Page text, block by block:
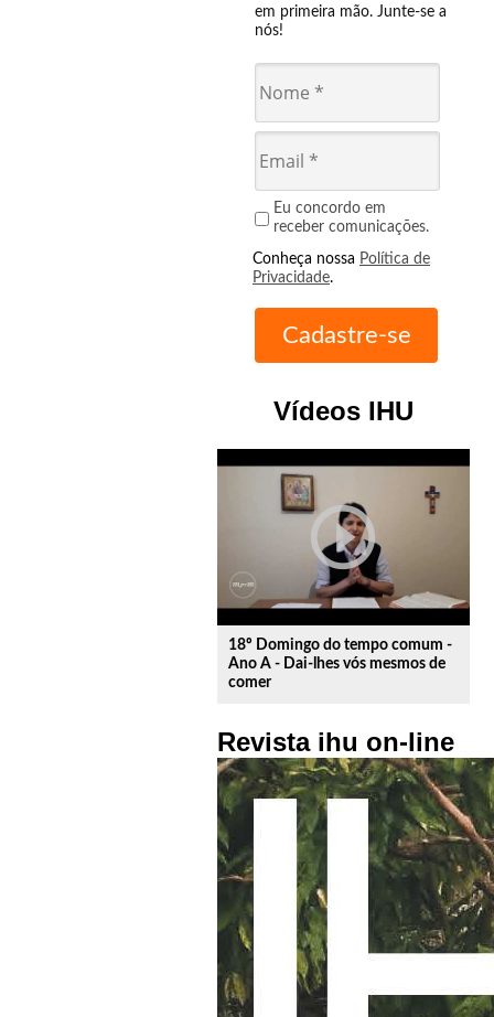
em primeira mão. Junte-se a
nós!
Eu concordo em
receber comunicações.
Conheça nossa Política de
Privacidade.
Vídeos IHU
play_circle_outline
18º Domingo do tempo comum -
Ano A - Dai-lhes vós mesmos de
comer
Revista ihu on-line